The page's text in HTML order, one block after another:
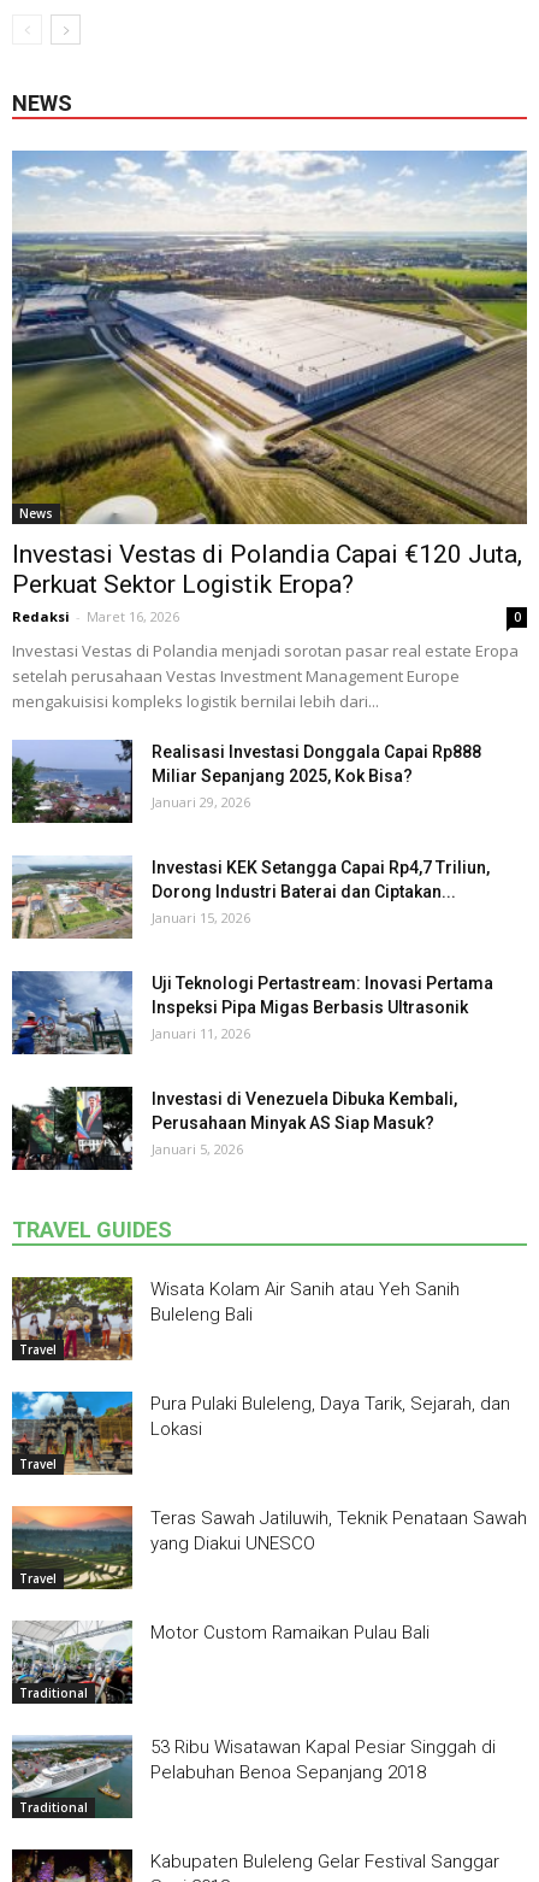
NEWS
News
Investasi Vestas di Polandia Capai €120 Juta,
Perkuat Sektor Logistik Eropa?
Redaksi - Maret 16, 2026 0
Investasi Vestas di Polandia menjadi sorotan pasar real estate Eropa
setelah perusahaan Vestas Investment Management Europe
mengakuisisi kompleks logistik bernilai lebih dari...
Realisasi Investasi Donggala Capai Rp888
Miliar Sepanjang 2025, Kok Bisa?
Januari 29, 2026
Investasi KEK Setangga Capai Rp4,7 Triliun,
Dorong Industri Baterai dan Ciptakan...
Januari 15, 2026
Uji Teknologi Pertastream: Inovasi Pertama
Inspeksi Pipa Migas Berbasis Ultrasonik
Januari 11, 2026
Investasi di Venezuela Dibuka Kembali,
Perusahaan Minyak AS Siap Masuk?
Januari 5, 2026
TRAVEL GUIDES
Travel
Wisata Kolam Air Sanih atau Yeh Sanih
Buleleng Bali
Travel
Pura Pulaki Buleleng, Daya Tarik, Sejarah, dan
Lokasi
Travel
Teras Sawah Jatiluwih, Teknik Penataan Sawah
yang Diakui UNESCO
Traditional
Motor Custom Ramaikan Pulau Bali
Traditional
53 Ribu Wisatawan Kapal Pesiar Singgah di
Pelabuhan Benoa Sepanjang 2018
Kabupaten Buleleng Gelar Festival Sanggar